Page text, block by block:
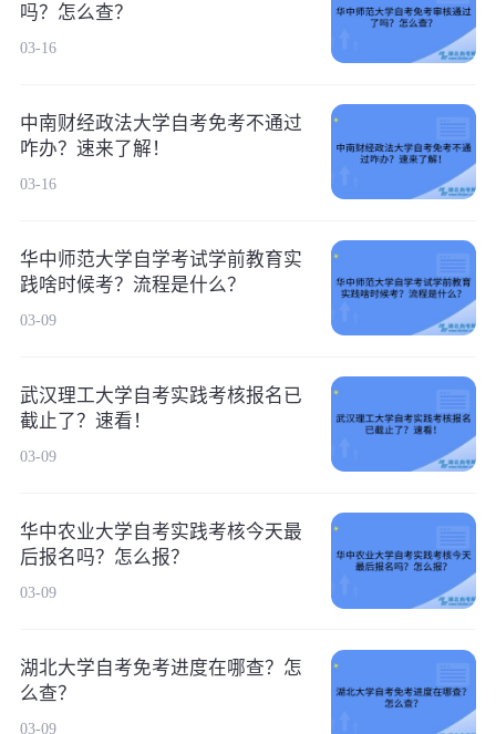
吗？怎么查？
03-16
中南财经政法大学自考免考不通过
咋办？速来了解！
03-16
华中师范大学自学考试学前教育实
践啥时候考？流程是什么？
03-09
武汉理工大学自考实践考核报名已
截止了？速看！
03-09
华中农业大学自考实践考核今天最
后报名吗？怎么报？
03-09
湖北大学自考免考进度在哪查？怎
么查？
03-09